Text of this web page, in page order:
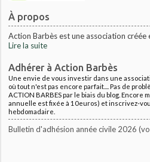
À propos
Action Barbès est une association créée
Lire la suite
Adhérer à Action Barbès
Une envie de vous investir dans une
où tout n'est pas encore parfait.... Pas de
ACTION BARBES par le biais du blog. Encore
annuelle est fixée à 10euros) et inscrivez-
hebdomadaire.
Bulletin d'adhésion année civile 2026